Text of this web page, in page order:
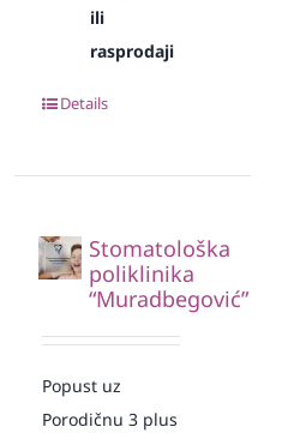
ili
rasprodaji
Details
Stomatološka
poliklinika
“Muradbegović”
Popust uz
Porodičnu 3 plus